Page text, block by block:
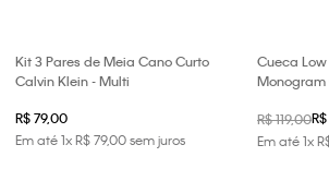
Kit 3 Pares de Meia Cano Curto
Calvin Klein - Multi
R$ 79,00
Em até1xR$79,00sem juros
Cueca Low
Monogram
R$ 119,00
Em até1x